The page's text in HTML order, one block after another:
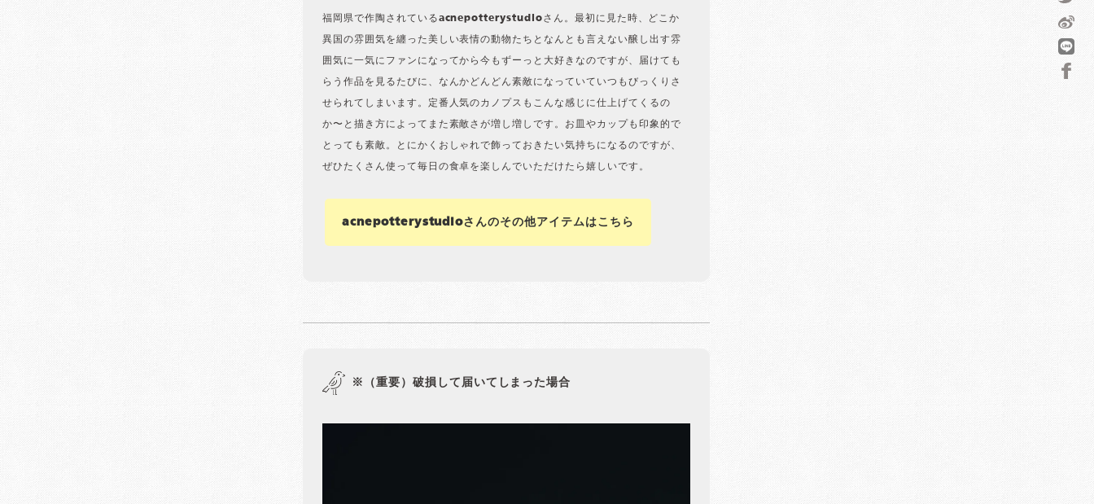
福岡県で作陶されているacnepotterystudioさん。最初に見た時、どこか
異国の雰囲気を纏った美しい表情の動物たちとなんとも言えない醸し出す雰
囲気に一気にファンになってから今もずーっと大好きなのですが、届けても
らう作品を見るたびに、なんかどんどん素敵になっていていつもびっくりさ
せられてしまいます。定番人気のカノプスもこんな感じに仕上げてくるの
か〜と描き方によってまた素敵さが増し増しです。お皿やカップも印象的で
とっても素敵。とにかくおしゃれで飾っておきたい気持ちになるのですが、
ぜひたくさん使って毎日の食卓を楽しんでいただけたら嬉しいです。
acnepotterystudioさんのその他アイテムはこちら
※（重要）破損して届いてしまった場合